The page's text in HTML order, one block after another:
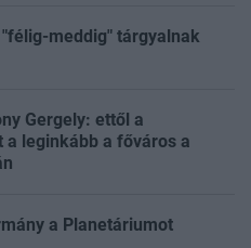
meddig" tárgyalnak
Gergely: ettől a
leginkább a főváros a
a Planetáriumot